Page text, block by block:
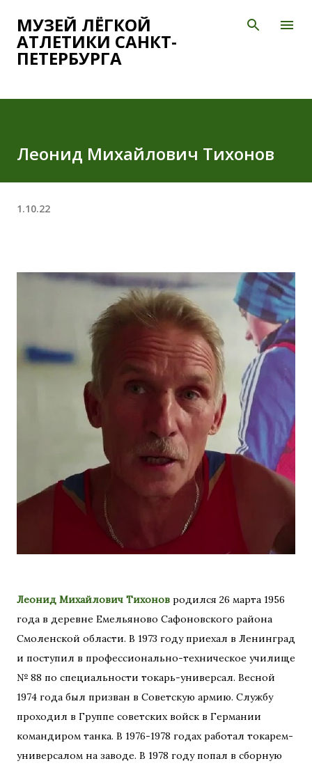
К основному контенту
МУЗЕЙ ЛЁГКОЙ
АТЛЕТИКИ САНКТ-
ПЕТЕРБУРГА
Леонид Михайлович Тихонов
1.10.22
Леонид Михайлович Тихонов родился 26 марта 1956
года в деревне Емельяново Сафоновского района
Смоленской области. В 1973 году приехал в Ленинград
и поступил в профессионально-техническое училище
№ 88 по специальности токарь-универсал. Весной
1974 года был призван в Советскую армию. Службу
проходил в Группе советских войск в Германии
командиром танка. В 1976-1978 годах работал токарем-
универсалом на заводе. В 1978 году попал в сборную